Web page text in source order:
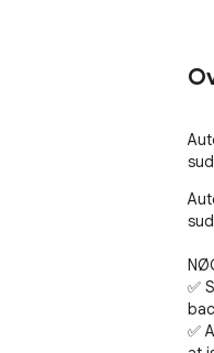
✅
✅